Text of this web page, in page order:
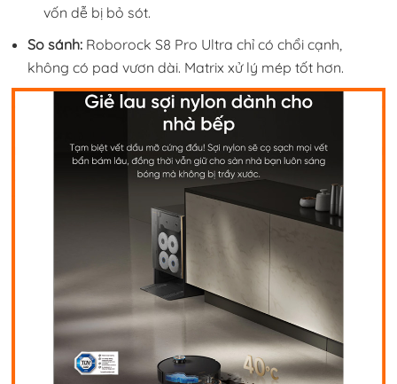
vốn dễ bị bỏ sót.
So sánh: Roborock S8 Pro Ultra chỉ có chổi cạnh,
không có pad vươn dài. Matrix xử lý mép tốt hơn.